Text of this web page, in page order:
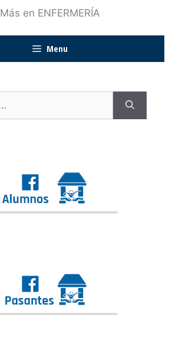
Más en ENFERMERÍA
Menu